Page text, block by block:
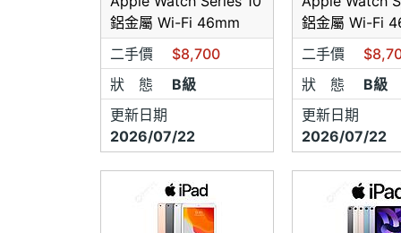
鋁金屬 Wi-Fi 46mm
二手價
$8,700
狀 態
B級
更新日期
2026/07/22
鋁金屬 Wi-Fi
二手價
狀 態
B級
更新日期
2026/07/22